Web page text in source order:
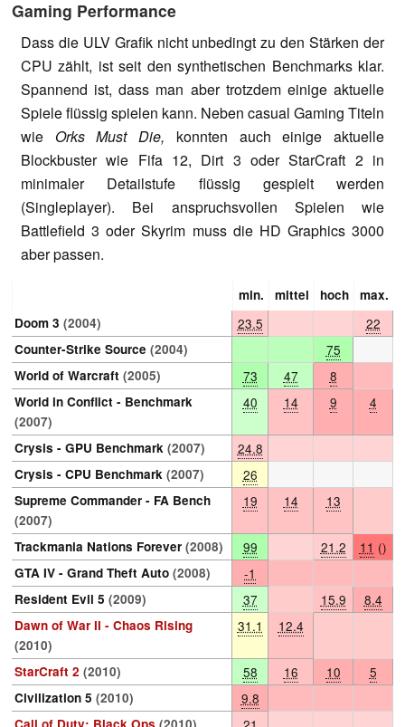
Gaming Performance
Dass die ULV Grafik nicht unbedingt zu den Stärken der
CPU zählt, ist seit den synthetischen Benchmarks klar.
Spannend ist, dass man aber trotzdem einige aktuelle
Spiele flüssig spielen kann. Neben casual Gaming Titeln
wie Orks Must Die, konnten auch einige aktuelle
Blockbuster wie Fifa 12, Dirt 3 oder StarCraft 2 in
minimaler Detailstufe flüssig gespielt werden
(Singleplayer). Bei anspruchsvollen Spielen wie
Battlefield 3 oder Skyrim muss die HD Graphics 3000
aber passen.
min. mittel hoch
max.
Doom 3 (2004) 23.5 22
Counter-Strike Source (2004) 75
World of Warcraft (2005) 73 47 8
World in Conflict - Benchmark
(2007)
40 14 9 4
Crysis - GPU Benchmark (2007) 24.8
Crysis - CPU Benchmark (2007) 26
Supreme Commander - FA Bench
(2007)
19 14 13
Trackmania Nations Forever (2008) 99 21.2 11 ()
GTA IV - Grand Theft Auto (2008) -1
Resident Evil 5 (2009) 37 15.9 8.4
Dawn of War II - Chaos Rising
(2010)
31.1 12.4
StarCraft 2 (2010) 58 16 10 5
Civilization 5 (2010) 9.8